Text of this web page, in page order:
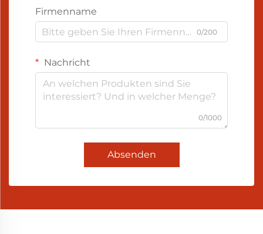
Firmenname
0/200
Nachricht
0/1000
Absenden